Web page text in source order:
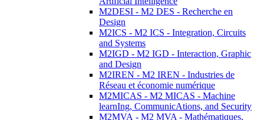
M2DESI - M2 DES - Recherche en
Design
M2ICS - M2 ICS - Integration, Circuits
and Systems
M2IGD - M2 IGD - Interaction, Graphic
and Design
M2IREN - M2 IREN - Industries de
Réseau et économie numérique
M2MICAS - M2 MICAS - Machine
learnIng, CommunicAtions, and Security
M2MVA - M2 MVA - Mathématiques,